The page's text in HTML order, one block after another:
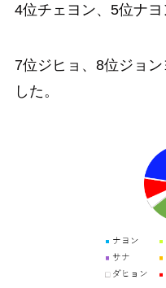
4位チェヨン、5位ナ
7位ジヒョ、8位ジョ
した。